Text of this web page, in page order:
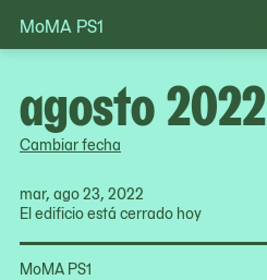
Skip
to
MoMA PS1
Cambiar fecha
mar, ago 23, 2022
El edificio está cerrado hoy
MoMA PS1
agosto 2022